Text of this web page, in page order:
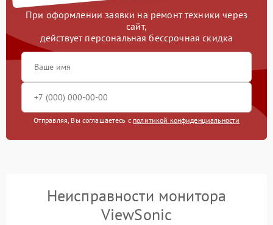
При оформлении заявки на ремонт техники через
сайт,
действует персональная бессрочная скидка
Отправляя, Вы соглашаетесь с политикой конфиденциальности
Неисправности монитора
ViewSonic